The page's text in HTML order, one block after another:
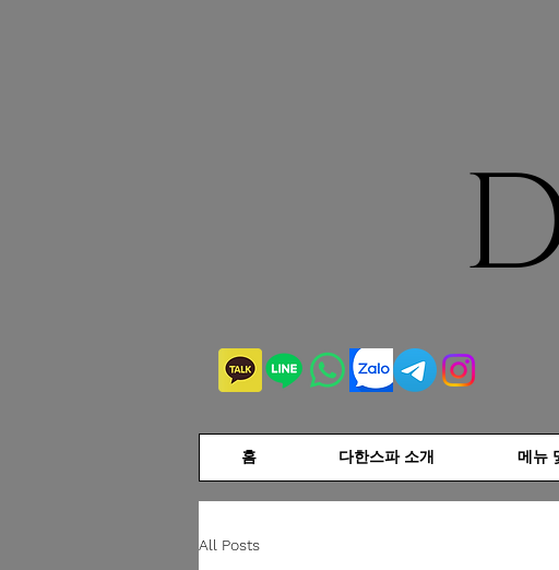
홈 다한스파 소개 메뉴
All Posts